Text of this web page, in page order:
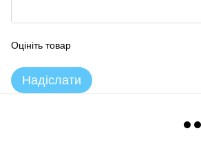
Оцініть товар
Надіслати